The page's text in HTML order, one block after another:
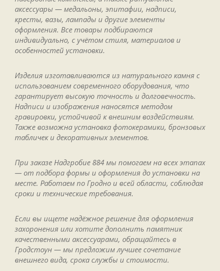
аксессуары — медальоны, эпитафии, надписи,
кресты, вазы, лампады и другие элементы
оформления. Все товары подбираются
индивидуально, с учётом стиля, материалов и
особенностей установки.
Изделия изготавливаются из натурального камня с
использованием современного оборудования, что
гарантирует высокую точность и долговечность.
Надписи и изображения наносятся методом
гравировки, устойчивой к внешним воздействиям.
Также возможна установка фотокерамики, бронзовых
табличек и декоративных элементов.
При заказе Надгробие 884 мы помогаем на всех этапах
— от подбора формы и оформления до установки на
месте. Работаем по Гродно и всей области, соблюдая
сроки и технические требования.
Если вы ищете надёжное решение для оформления
захоронения или хотите дополнить памятник
качественными аксессуарами, обращайтесь в
Гродстоун — мы предложим лучшее сочетание
внешнего вида, срока службы и стоимости.